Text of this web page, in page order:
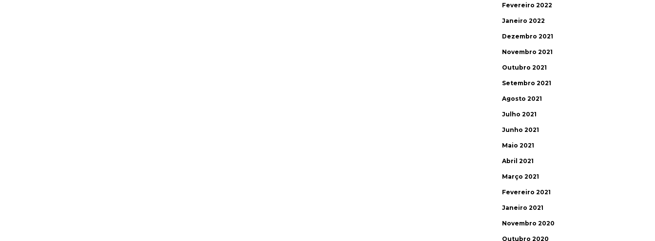
Fevereiro 2022
Janeiro 2022
Dezembro 2021
Novembro 2021
Outubro 2021
Setembro 2021
Agosto 2021
Julho 2021
Junho 2021
Maio 2021
Abril 2021
Março 2021
Fevereiro 2021
Janeiro 2021
Novembro 2020
Outubro 2020